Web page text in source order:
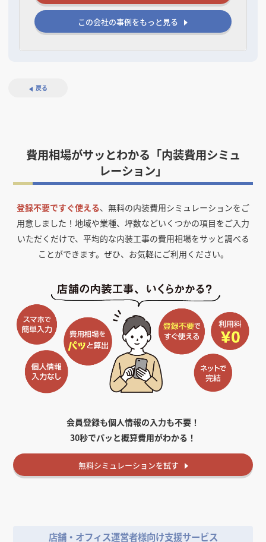
この会社の事例をもっと見る
戻る
費用相場がサッとわかる「内装費用シミュ
レーション」
登録不要ですぐ使える、無料の内装費用シミュレーションをご
用意しました！ 地域や業種、坪数などいくつかの項目をご入力
いただくだけで、平均的な内装工事の費用相場をサッと調べる
ことができます。ぜひ、お気軽にご利用ください。
会員登録も個人情報の入力も不要！
30秒でパッと概算費用がわかる！
無料シミュレーションを試す
店舗・オフィス運営者様向け支援サービス